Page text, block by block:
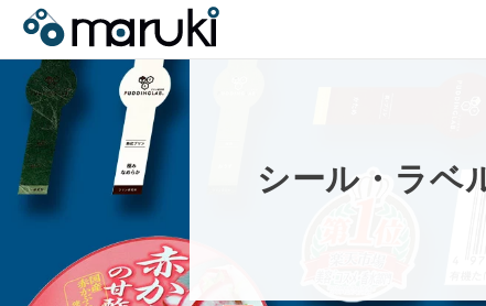
シール ・ ラベ